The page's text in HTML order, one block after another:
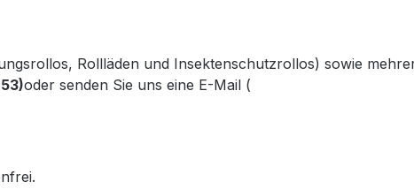
Rollläden und Insektenschutzrollos) sowie
oder senden Sie uns eine E-Mail (